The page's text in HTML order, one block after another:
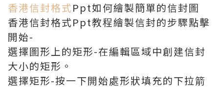
香港信封格式Ppt如何繪製簡單的信封圖
香港信封格式Ppt教程繪製信封的步驟點擊
開始-
選擇圖形上的矩形-在編輯區域中創建信封
大小的矩形。
選擇矩形-按一下開始處形狀填充的下拉箭